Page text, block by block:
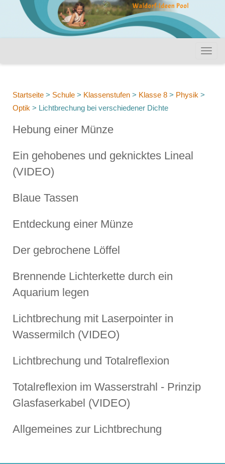
Startseite > Schule > Klassenstufen > Klasse 8 > Physik >
Optik > Lichtbrechung bei verschiedener Dichte
Hebung einer Münze
Ein gehobenes und geknicktes Lineal
(VIDEO)
Blaue Tassen
Entdeckung einer Münze
Der gebrochene Löffel
Brennende Lichterkette durch ein
Aquarium legen
Lichtbrechung mit Laserpointer in
Wassermilch (VIDEO)
Lichtbrechung und Totalreflexion
Totalreflexion im Wasserstrahl - Prinzip
Glasfaserkabel (VIDEO)
Allgemeines zur Lichtbrechung